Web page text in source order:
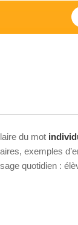
du mot
exemples
quotidien :